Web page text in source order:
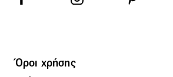
Όροι χρήσης